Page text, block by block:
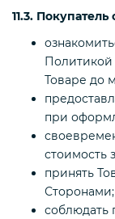
11.3. Покупатель
Товаре до
при
стоимость
принять
Сторонами;
соблюдать